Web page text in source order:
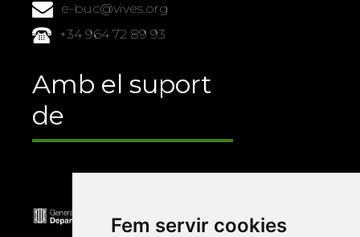
Fem servir cookies
e-buc@vives.org
+34 964 72 89 93
Amb el suport
de